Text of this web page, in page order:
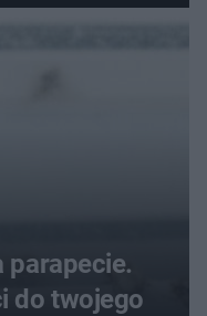
parapecie.
do twojego